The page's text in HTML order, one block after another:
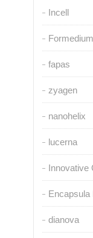
Incell
Formedium
fapas
zyagen
nanohelix
lucerna
Innovative
Encapsula
dianova